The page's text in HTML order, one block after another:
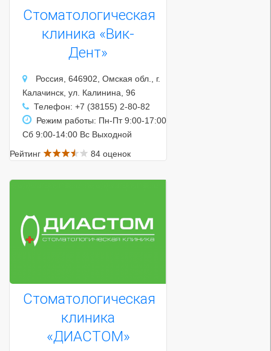
Стоматологическая
клиника «Вик-
Дент»
Россия, 646902, Омская обл., г.
Калачинск, ул. Калинина, 96
Телефон: +7 (38155) 2-80-82
Режим работы: Пн-Пт 9:00-17:00
Сб 9:00-14:00 Вс Выходной
Рейтинг
84 оценок
Стоматологическая
клиника
«ДИАСТОМ»